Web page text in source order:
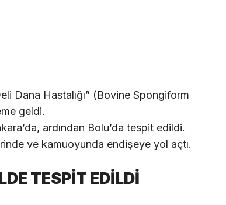
Dana Hastalığı” (Bovine Spongiform
geldi.
ardından Bolu’da tespit edildi.
ve kamuoyunda endişeye yol açtı.
TESPİT EDİLDİ